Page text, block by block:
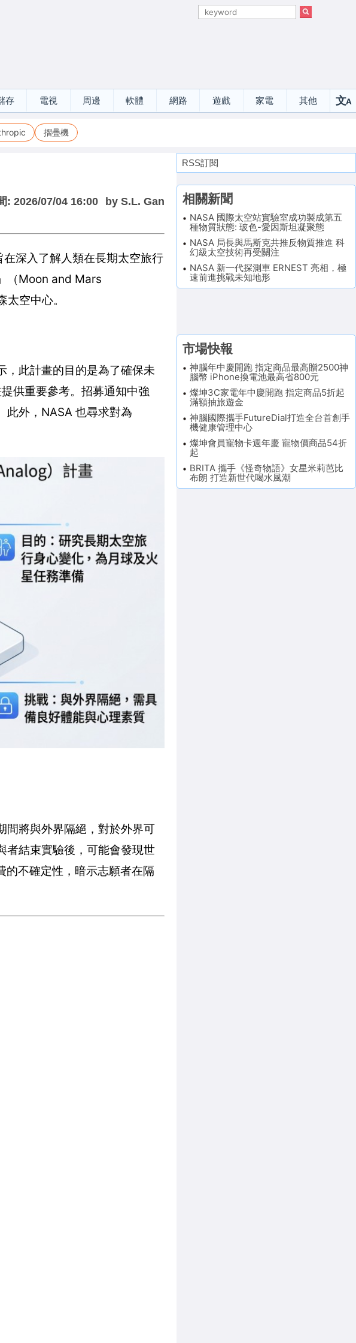
存 電視 周邊 軟體 網路 遊戲 家電 其他 文A
摺疊機
: 2026/07/04 16:00 by S.L. Gan
深入了解人類在長期太空旅行
（Moon and Mars
空中心。
，此計畫的目的是為了確保未
供重要參考。招募通知中強
此外，NASA 也尋求對為
間將與外界隔絕，對於外界可
者結束實驗後，可能會發現世
不確定性，暗示志願者在隔
RSS訂閱
相關新聞
NASA 國際太空站實驗室成功製成第五
種物質狀態: 玻色-愛因斯坦凝聚態
NASA 局長與馬斯克共推反物質推進 科
幻級太空技術再受關注
NASA 新一代探測車 ERNEST 亮相，極
速前進挑戰未知地形
市場快報
神腦年中慶開跑 指定商品最高贈2500神
腦幣 iPhone換電池最高省800元
燦坤3C家電年中慶開跑 指定商品5折起
滿額抽旅遊金
神腦國際攜手FutureDial打造全台首創手
機健康管理中心
燦坤會員寵物卡週年慶 寵物價商品54折
起
BRITA 攜手《怪奇物語》女星米莉芭比
布朗 打造新世代喝水風潮